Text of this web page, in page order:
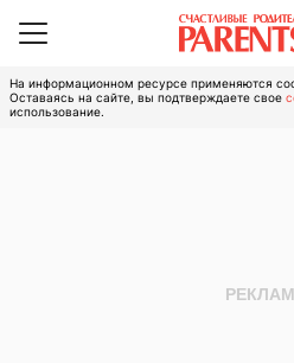
На информационном ресурсе применяются
Оставаясь на сайте, вы подтверждаете свое
использование.